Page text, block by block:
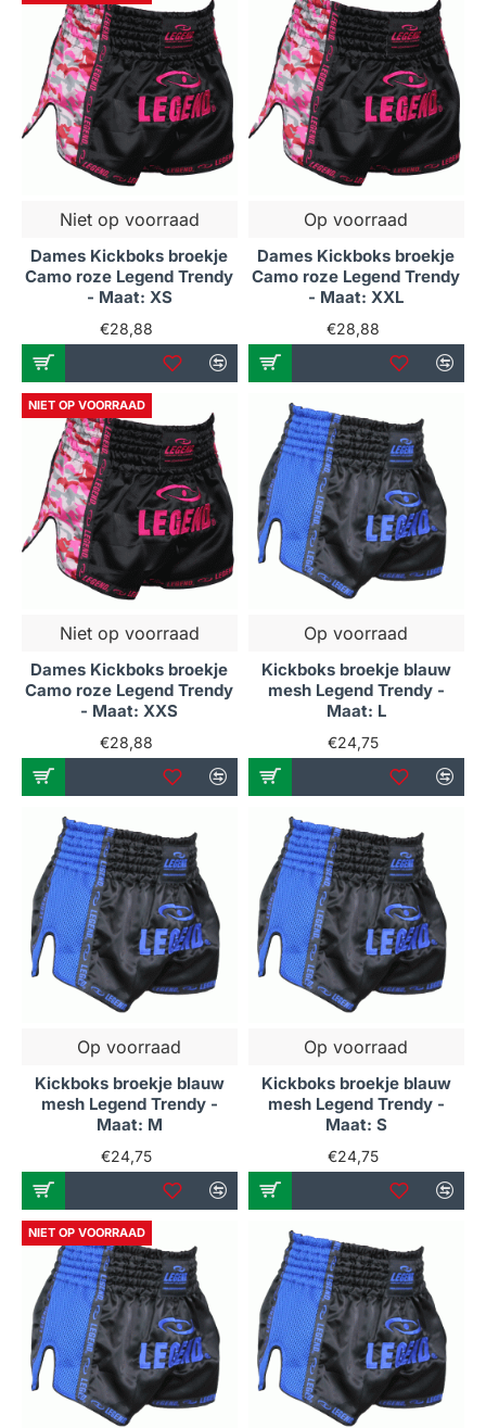
Niet op voorraad
Dames Kickboks broekje
Camo roze Legend Trendy
- Maat: XS
€28,88
Op voorraad
Dames Kickboks broekje
Camo roze Legend Trendy
- Maat: XXL
€28,88
NIET OP VOORRAAD
Niet op voorraad
Dames Kickboks broekje
Camo roze Legend Trendy
- Maat: XXS
€28,88
Op voorraad
Kickboks broekje blauw
mesh Legend Trendy -
Maat: L
€24,75
Op voorraad
Kickboks broekje blauw
mesh Legend Trendy -
Maat: M
€24,75
Op voorraad
Kickboks broekje blauw
mesh Legend Trendy -
Maat: S
€24,75
NIET OP VOORRAAD